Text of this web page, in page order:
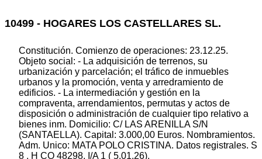
10499 - HOGARES LOS CASTELLARES SL.
Constitución. Comienzo de operaciones: 23.12.25.
Objeto social: - La adquisición de terrenos, su
urbanización y parcelación; el tráfico de inmuebles
urbanos y la promoción, venta y arredramiento de
edificios. - La intermediación y gestión en la
compraventa, arrendamientos, permutas y actos de
disposición o administración de cualquier tipo relativo a
bienes inm. Domicilio: C/ LAS ARENILLA S/N
(SANTAELLA). Capital: 3.000,00 Euros. Nombramientos.
Adm. Unico: MATA POLO CRISTINA. Datos registrales. S
8 , H CO 48298, I/A 1 ( 5.01.26).